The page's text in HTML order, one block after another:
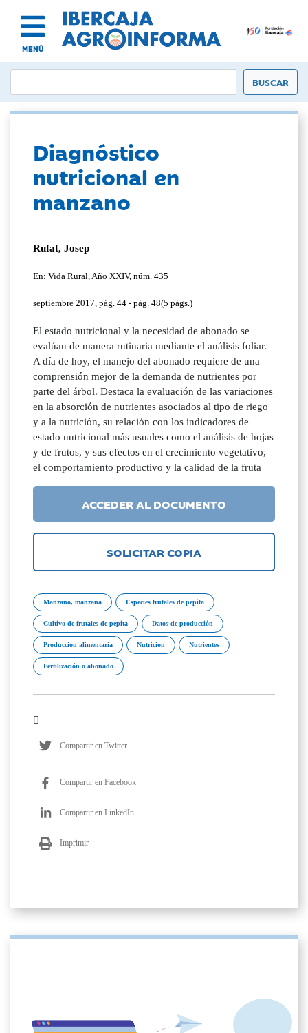
MENÚ
Diagnóstico
nutricional en
manzano
Rufat, Josep
En: Vida Rural, Año XXIV, núm. 435
septiembre 2017, pág. 44 - pág. 48(5 págs.)
El estado nutricional y la necesidad de abonado se
evalúan de manera rutinaria mediante el análisis foliar.
A día de hoy, el manejo del abonado requiere de una
comprensión mejor de la demanda de nutrientes por
parte del árbol. Destaca la evaluación de las variaciones
en la absorción de nutrientes asociados al tipo de riego
y a la nutrición, su relación con los indicadores de
estado nutricional más usuales como el análisis de hojas
y de frutos, y sus efectos en el crecimiento vegetativo,
el comportamiento productivo y la calidad de la fruta
ACCEDER AL DOCUMENTO
SOLICITAR COPIA
Manzano, manzana Especies frutales de pepita
Cultivo de frutales de pepita Datos de producción
Producción alimentaria Nutrición Nutrientes
Fertilización o abonado
Compartir en Twitter
Compartir en Facebook
Compartir en LinkedIn
Imprimir